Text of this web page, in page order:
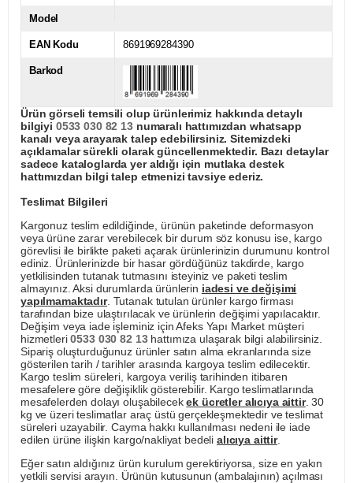
Model
EAN Kodu 8691969284390
Barkod
Ürün görseli temsili olup ürünlerimiz hakkında detaylı
bilgiyi 0533 030 82 13numaralı hattımızdan whatsapp
kanalı veya arayarak talep edebilirsiniz. Sitemizdeki
açıklamalar sürekli olarak güncellenmektedir. Bazı detaylar
sadece kataloglarda yer aldığı için mutlaka destek
hattımızdan bilgi talep etmenizi tavsiye ederiz.
Teslimat Bilgileri
Kargonuz teslim edildiğinde, ürünün paketinde deformasyon
veya ürüne zarar verebilecek bir durum söz konusu ise, kargo
görevlisi ile birlikte paketi açarak ürünlerinizin durumunu kontrol
ediniz. Ürünlerinizde bir hasar gördüğünüz takdirde, kargo
yetkilisinden tutanak tutmasını isteyiniz ve paketi teslim
almayınız. Aksi durumlarda ürünlerin iadesi ve değişimi
yapılmamaktadır. Tutanak tutulan ürünler kargo firması
tarafından bize ulaştırılacak ve ürünlerin değişimi yapılacaktır.
Değişim veya iade işleminiz için Afeks Yapı Market müşteri
hizmetleri0533 030 82 13hattımıza ulaşarak bilgi alabilirsiniz.
Sipariş oluşturduğunuz ürünler satın alma ekranlarında size
gösterilen tarih / tarihler arasında kargoya teslim edilecektir.
Kargo teslim süreleri, kargoya veriliş tarihinden itibaren
mesafelere göre değişiklik gösterebilir. Kargo teslimatlarında
mesafelerden dolayı oluşabilecekek ücretler alıcıya aittir. 30
kg ve üzeri teslimatlar araç üstü gerçekleşmektedir ve teslimat
süreleri uzayabilir. Cayma hakkı kullanılması nedeni ile iade
edilen ürüne ilişkin kargo/nakliyat bedeli alıcıya aittir.
Eğer satın aldığınız ürün kurulum gerektiriyorsa, size en yakın
yetkili servisi arayın. Ürünün kutusunun (ambalajının) açılması